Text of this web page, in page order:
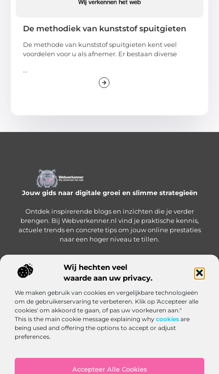
Wij hechten veel
waarde aan uw privacy.
We maken gebruik van cookies en vergelijkbare technologieën
om de gebruikerservaring te verbeteren. Klik op 'Accepteer alle
cookies' om akkoord te gaan, of pas uw voorkeuren aan."
This is the main cookie message explaining why cookies are
being used and offering the options to accept or adjust
preferences.
Accepteer Alle Cookies
De methodiek van kunststof spuitgieten
De methode van kunststof spuitgieten kent veel
voordelen voor u als afnemer. Er bestaan diverse
...
Jouw gids naar digitale groei en slimme strategieën
Ontdek inspirerende blogs en inzichten die je verder
brengen. Bij Webverkenner.nl vind je praktische kennis,
actuele trends en concrete tips om jouw online prestaties
naar een hoger niveau te tillen.
Onze informatie
Bericht categorie